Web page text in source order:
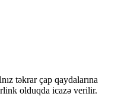
təkrar çap qaydalarına
olduqda icazə verilir.